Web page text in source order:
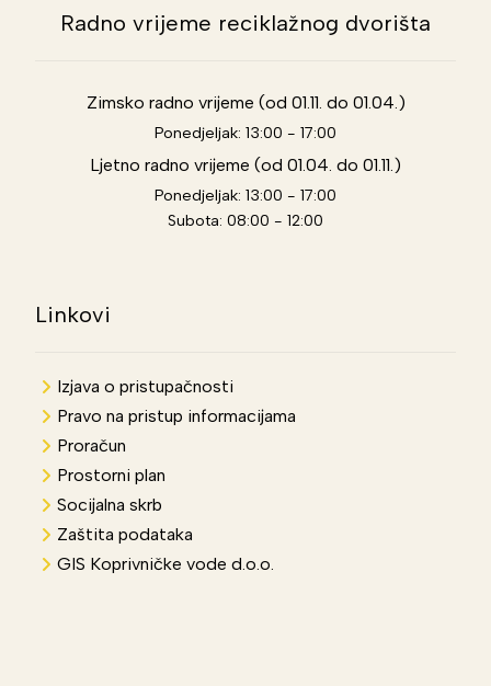
Radno vrijeme reciklažnog dvorišta
Zimsko radno vrijeme (od 01.11. do 01.04.)
Ponedjeljak: 13:00 - 17:00
Ljetno radno vrijeme (od 01.04. do 01.11.)
Ponedjeljak: 13:00 - 17:00
Subota: 08:00 - 12:00
Linkovi
Izjava o pristupačnosti
Pravo na pristup informacijama
Proračun
Prostorni plan
Socijalna skrb
Zaštita podataka
GIS Koprivničke vode d.o.o.